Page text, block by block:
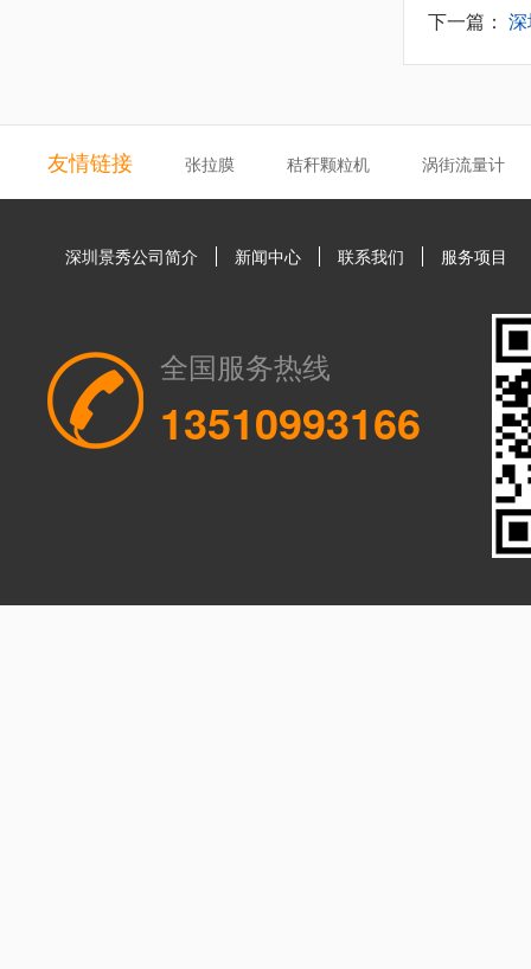
下一篇：
友情链接 张拉膜 秸秆颗粒机 涡街流量计
深圳景秀公司简介 新闻中心 联系我们 服务项目
全国服务热线
13510993166